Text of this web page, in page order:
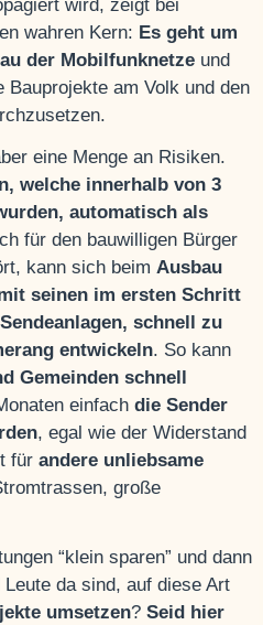
wird, zeigt bei
wahren Kern: Es geht um
der Mobilfunknetze und
am Volk und den
eine Menge an Risiken.
welche innerhalb von 3
automatisch als
für den bauwilligen Bürger
kann sich beimAusbau
seinen im ersten Schritt
schnell zu
entwickeln. So kann
Gemeinden schnell
einfachdie Sender
, egal wie der Widerstand
für andere unliebsame
große
“klein sparen” und dann
da sind, auf diese Art
umsetzen?Seid hier